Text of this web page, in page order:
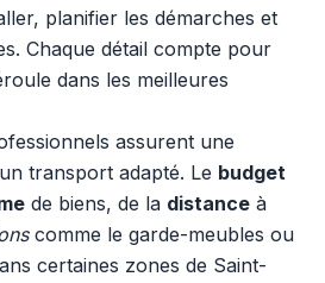
planifier les démarches et
Chaque détail compte pour
dans les meilleures
assurent une
transport adapté. Le budget
de biens, de la distance à
comme le garde-meubles ou
certaines zones de Saint-